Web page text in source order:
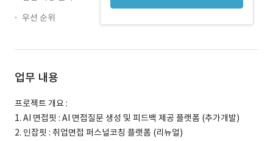
우선 순위
업무 내용
프로젝트 개요 :
1. AI 면접핏 : AI 면접질문 생성 및 피드백 제공 플랫폼 (추가개발)
2. 인잡핏 : 취업면접 퍼스널코칭 플랫폼 (리뉴얼)